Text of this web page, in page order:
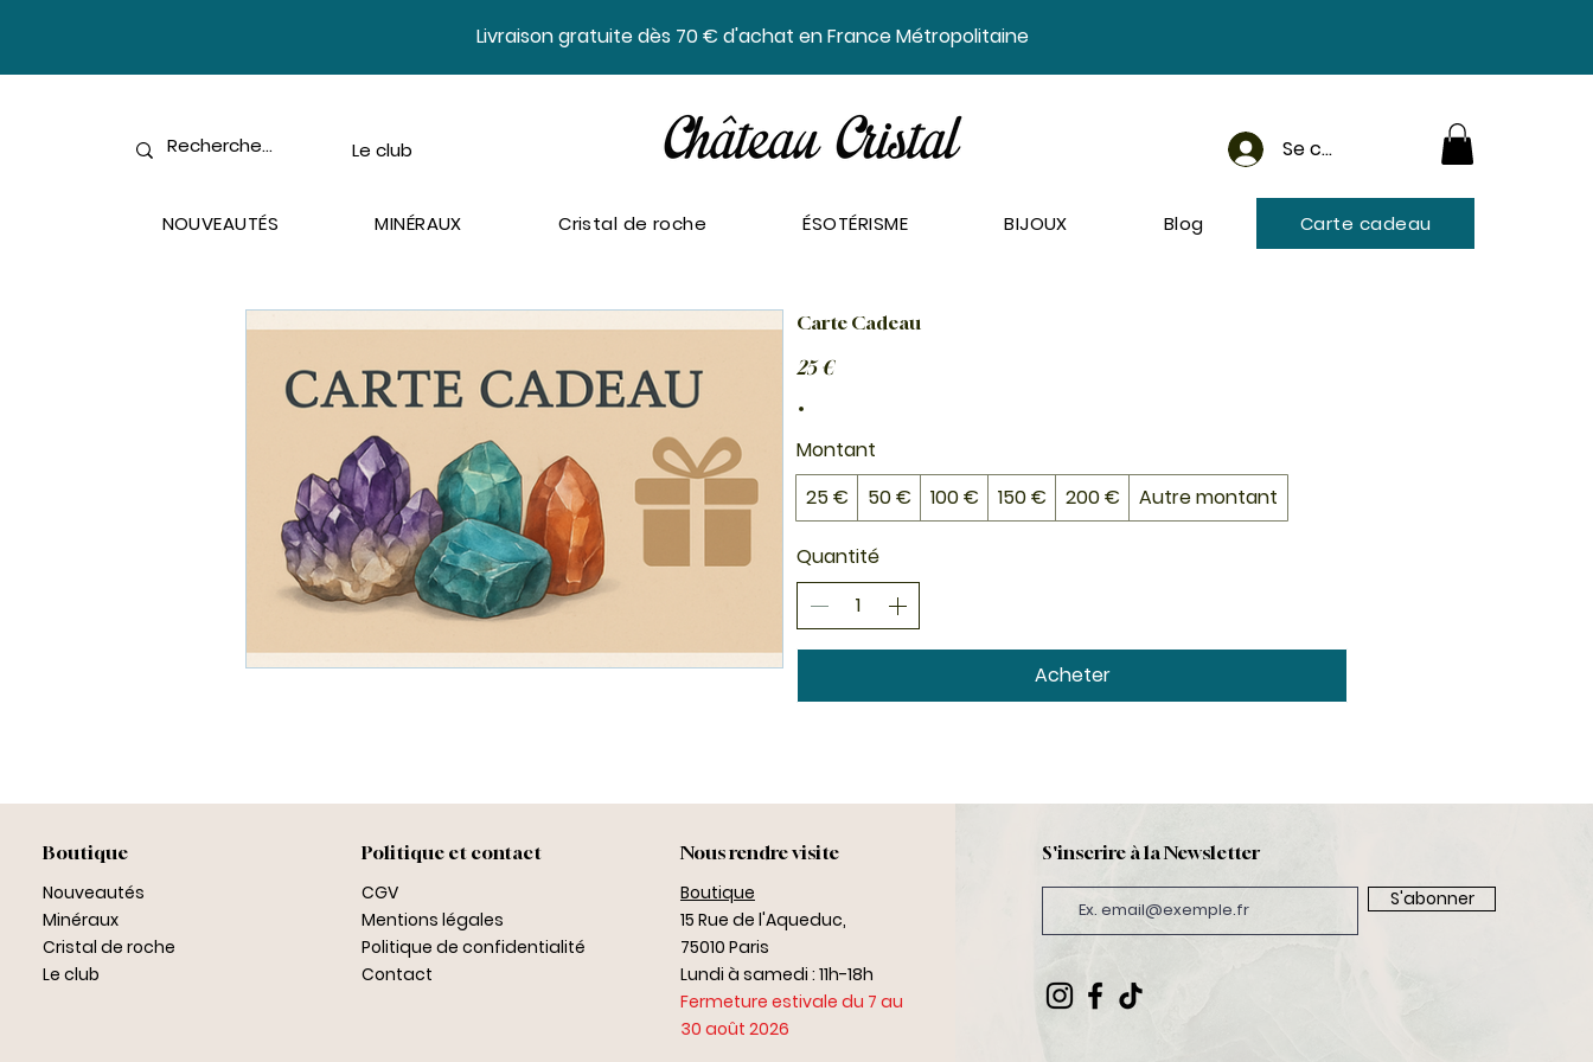
​Livraison gratuite dès 70 € d'achat en France Métropolitaine
Le club Se connecter
NOUVEAUTÉS MINÉRAUX Cristal de roche ÉSOTÉRISME BIJOUX Blog Carte cadeau
Carte Cadeau
25 €
Montant
25 €
50 € 100 € 150 € 200 € Autre montant
Quantité
Acheter
Boutique
Nouveautés
Minéraux
Cristal de roche
Le club
Politique et contact
CGV
Mentions légales
Politique de confidentialité
Contact
Nous rendre visite
Boutique
15 Rue de l'Aqueduc,
75010 Paris
Lundi à samedi : 11h-18h
Fermeture estivale du 7 au
30 août 2026
S'inscrire à la Newsletter
S'abonner